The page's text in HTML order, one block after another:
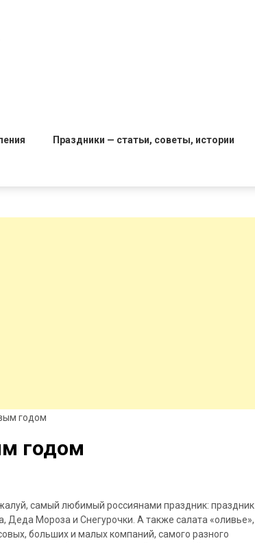
Праздники — статьи, советы, истории
годом
годом
самый любимый россиянами праздник: праздник
Деда Мороза и Снегурочки. А также салата «оливье»,
больших и малых компаний, самого разного